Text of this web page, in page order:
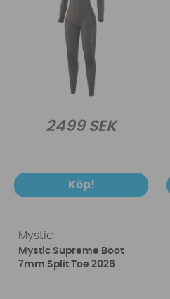
2499 SEK
Köp!
Mystic
Mystic Supreme Boot
7mm Split Toe 2026